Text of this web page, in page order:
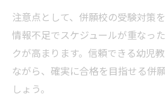
注意点として、併願校の受験対策
情報不足でスケジュールが重なっ
クが高まります。信頼できる幼児
ながら、確実に合格を目指せる併
しょう。